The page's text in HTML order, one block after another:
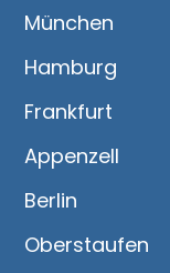
München
Hamburg
Frankfurt
Appenzell
Berlin
Oberstaufen